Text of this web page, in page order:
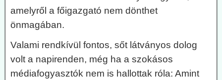
amelyről a főigazgató nem dönthet
önmagában.
Valami rendkívül fontos, sőt látványos dolog
volt a napirenden, még ha a szokásos
médiafogyasztók nem is hallottak róla: Amint